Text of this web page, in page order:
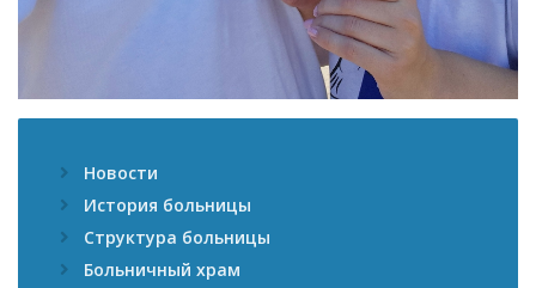
Новости
История больницы
Структура больницы
Больничный храм